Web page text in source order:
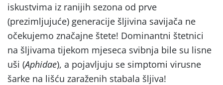
iskustvima iz ranijih sezona od prve
(prezimljujuće) generacije šljivina savijača ne
očekujemo značajne štete! Dominantni štetnici
na šljivama tijekom mjeseca svibnja bile su lisne
uši (Aphidae), a pojavljuju se simptomi virusne
šarke na lišću zaraženih stabala šljiva!